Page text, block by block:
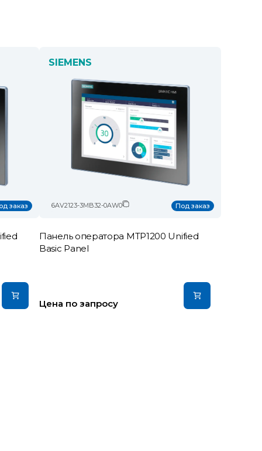
заказ
SIEMENS
6AV2123-3MB32-0AW0 Под заказ
Панель оператора MTP1200 Unified
Basic Panel
Цена по запросу